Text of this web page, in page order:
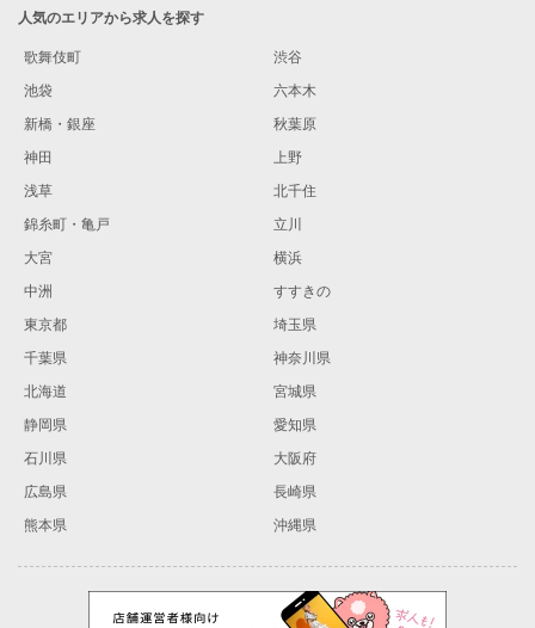
人気のエリアから求人を探す
歌舞伎町
渋谷
池袋
六本木
新橋・銀座
秋葉原
神田
上野
浅草
北千住
錦糸町・亀戸
立川
大宮
横浜
中洲
すすきの
東京都
埼玉県
千葉県
神奈川県
北海道
宮城県
静岡県
愛知県
石川県
大阪府
広島県
長崎県
熊本県
沖縄県